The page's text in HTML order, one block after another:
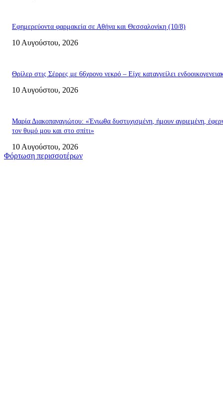
Εφημερεύοντα φαρμακεία σε Αθήνα και Θεσσαλονίκη (10/8)
10 Αυγούστου, 2026
Θρίλερ στις Σέρρες με 66χρονο νεκρό – Είχε καταγγείλει
10 Αυγούστου, 2026
Μαρία Διακοπαναγιώτου: «Ένιωθα δυστυχισμένη, ήμουν αγριεμένη,
τον θυμό μου και στο σπίτι»
10 Αυγούστου, 2026
Φόρτωση περισσοτέρων